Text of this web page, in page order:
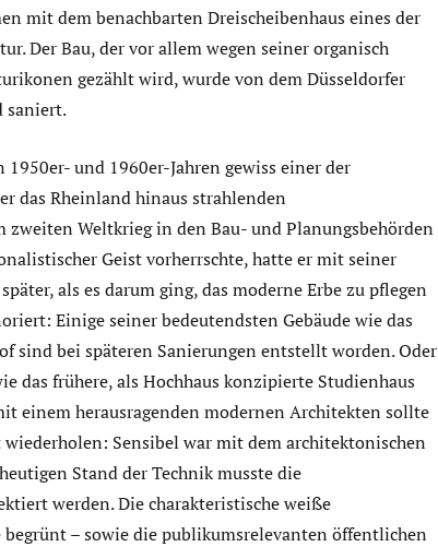
mit dem benachbarten Dreischeibenhaus eines der
Der Bau, der vor allem wegen seiner organisch
gezählt wird, wurde von dem Düsseldorfer
saniert.
und 1960er-Jahren gewiss einer der
das Rheinland hinaus strahlenden
zweiten Weltkrieg in den Bau- und Planungsbehörden
Geist vorherrschte, hatte er mit seiner
als es darum ging, das moderne Erbe zu pflegen
Einige seiner bedeutendsten Gebäude wie das
sind bei späteren Sanierungen entstellt worden. Oder
das frühere, als Hochhaus konzipierte Studienhaus
einem herausragenden modernen Architekten sollte
Sensibel war mit dem architektonischen
Stand der Technik musste die
werden. Die charakteristische weiße
– sowie die publikumsrelevanten öffentlichen